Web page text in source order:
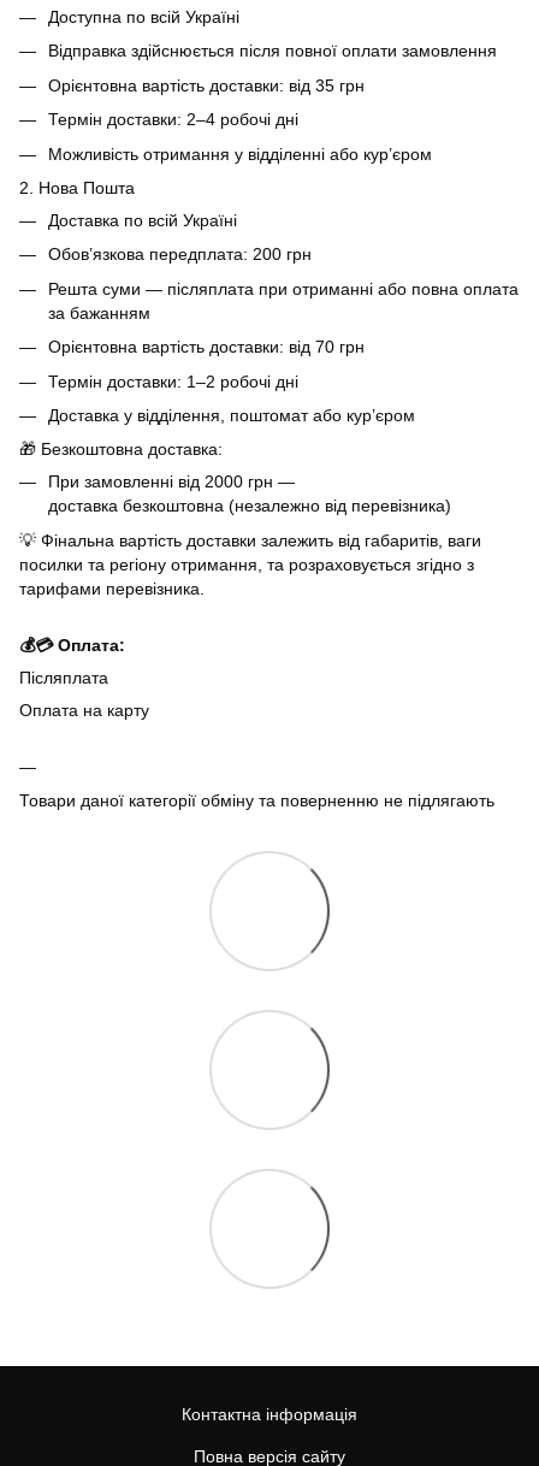
Доступна по всій Україні
Відправка здійснюється після повної оплати замовлення
Орієнтовна вартість доставки: від 35 грн
Термін доставки: 2–4 робочі дні
Можливість отримання у відділенні або кур’єром
2. Нова Пошта
Доставка по всій Україні
Обов’язкова передплата: 200 грн
Решта суми — післяплата при отриманні або повна оплата
за бажанням
Орієнтовна вартість доставки: від 70 грн
Термін доставки: 1–2 робочі дні
Доставка у відділення, поштомат або кур’єром
🎁 Безкоштовна доставка:
При замовленні від 2000 грн —
доставка безкоштовна (незалежно від перевізника)
💡 Фінальна вартість доставки залежить від габаритів, ваги
посилки та регіону отримання, та розраховується згідно з
тарифами перевізника.
💰💳 Оплата:
Післяплата
Оплата на карту
Товари даної категорії обміну та поверненню не підлягають
Контактна інформація
Повна версія сайту